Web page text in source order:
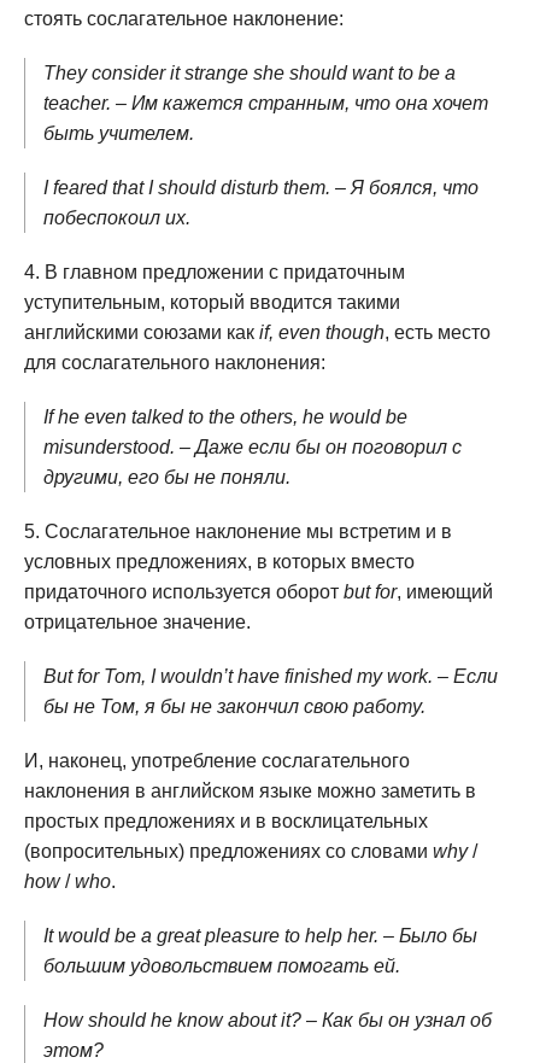
стоять сослагательное наклонение:
They consider it strange she should want to be a
teacher. – Им кажется странным, что она хочет
быть учителем.
I feared that I should disturb them. – Я боялся, что
побеспокоил их.
В главном предложении с придаточным
уступительным, который вводится такими
английскими союзами как if, even though, есть место
для сослагательного наклонения:
If he even talked to the others, he would be
misunderstood. – Даже если бы он поговорил с
другими, его бы не поняли.
Сослагательное наклонение мы встретим и в
условных предложениях, в которых вместо
придаточного используется оборот but for, имеющий
отрицательное значение.
But for Tom, I wouldn’t have finished my work. – Если
бы не Том, я бы не закончил свою работу.
И, наконец, употребление сослагательного
наклонения в английском языке можно заметить в
простых предложениях и в восклицательных
(вопросительных) предложениях со словами why/
how/who.
It would be a great pleasure to help her. – Было бы
большим удовольствием помогать ей.
How should he know about it? – Как бы он узнал об
этом?